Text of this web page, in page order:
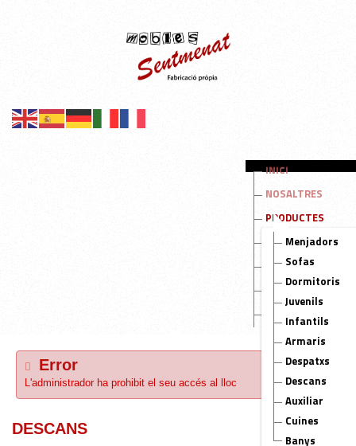
INICI
NOSALTRES
PRODUCTES
Menjadors
Sofas
Dormitoris
Juvenils
Infantils
Armaris
Despatxs
Descans
Auxiliar
Cuines
Banys
OUTLET
OFERTES DEL MES
NOTICIES
×
Error
L'administrador ha prohibit el seu accés al lloc
DESCANS